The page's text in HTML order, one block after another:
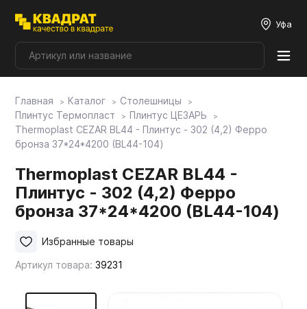
Уфа
Плитные материалы
Фурнитура
Столешницы
Мой ЭГГЕР
Главная Каталог
Столешницы
Плинтус Термопласт
Плинтус ЦЕЗАРЬ
Thermoplast CEZAR BL44 - Плинтус - 302 (4,2) Ферро
бронза 37*24*4200 (BL44-104)
Thermoplast CEZAR BL44 -
Плинтус - 302 (4,2) Ферро
бронза 37*24*4200 (BL44-104)
Артикул товара:39231
Избранные товары